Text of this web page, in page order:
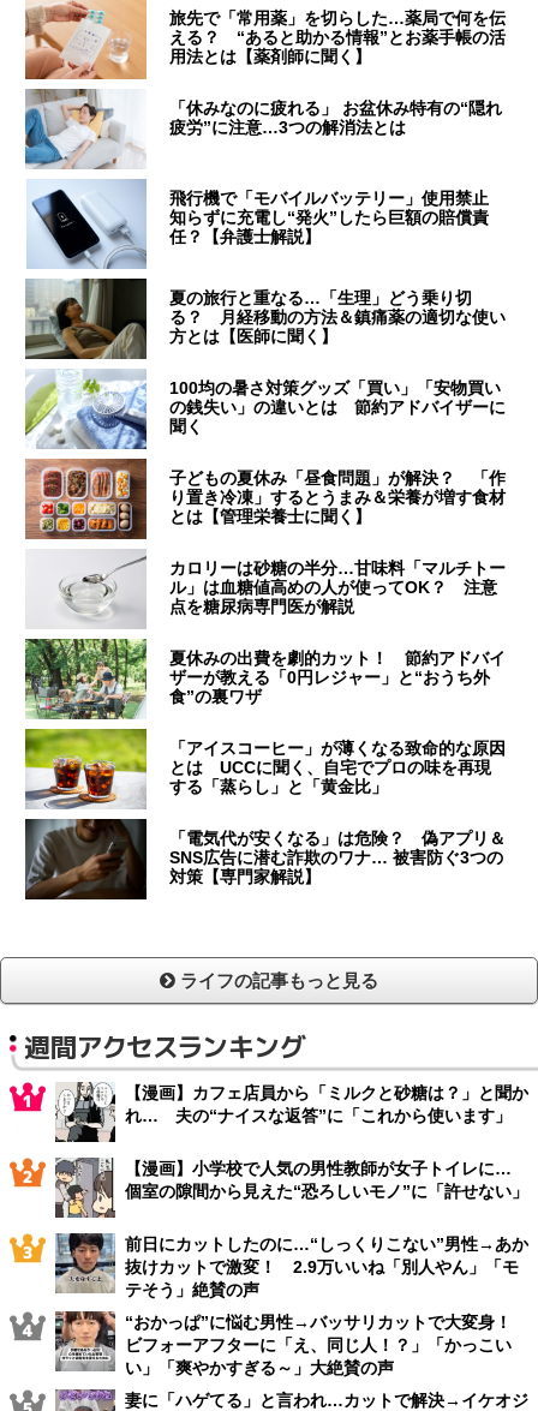
旅先で「常用薬」を切らした…薬局で何を伝
える？ “あると助かる情報”とお薬手帳の活
用法とは【薬剤師に聞く】
「休みなのに疲れる」 お盆休み特有の“隠れ
疲労”に注意…3つの解消法とは
飛行機で「モバイルバッテリー」使用禁止
知らずに充電し“発火”したら巨額の賠償責
任？【弁護士解説】
夏の旅行と重なる…「生理」どう乗り切
る？ 月経移動の方法＆鎮痛薬の適切な使い
方とは【医師に聞く】
100均の暑さ対策グッズ「買い」「安物買い
の銭失い」の違いとは 節約アドバイザーに
聞く
子どもの夏休み「昼食問題」が解決？ 「作
り置き冷凍」するとうまみ＆栄養が増す食材
とは【管理栄養士に聞く】
カロリーは砂糖の半分…甘味料「マルチトー
ル」は血糖値高めの人が使ってOK？ 注意
点を糖尿病専門医が解説
夏休みの出費を劇的カット！ 節約アドバイ
ザーが教える「0円レジャー」と“おうち外
食”の裏ワザ
「アイスコーヒー」が薄くなる致命的な原因
とは UCCに聞く、自宅でプロの味を再現
する「蒸らし」と「黄金比」
「電気代が安くなる」は危険？ 偽アプリ＆
SNS広告に潜む詐欺のワナ… 被害防ぐ3つの
対策【専門家解説】
ライフの記事もっと見る
週間アクセスランキング
【漫画】カフェ店員から「ミルクと砂糖は？」と聞か
れ… 夫の“ナイスな返答”に「これから使います」
【漫画】小学校で人気の男性教師が女子トイレに…
個室の隙間から見えた“恐ろしいモノ”に「許せない」
前日にカットしたのに…“しっくりこない”男性→あか
抜けカットで激変！ 2.9万いいね「別人やん」「モ
テそう」絶賛の声
“おかっぱ”に悩む男性→バッサリカットで大変身！
ビフォーアフターに「え、同じ人！？」「かっこい
い」「爽やかすぎる～」大絶賛の声
妻に「ハゲてる」と言われ…カットで解決→イケオジ